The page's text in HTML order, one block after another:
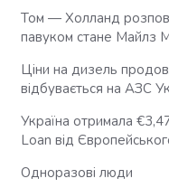
Том — Холланд
павуком стане Майлз
Ціни на дизель
відбувається на АЗС
Україна отримала
Loan від
Одноразові люди